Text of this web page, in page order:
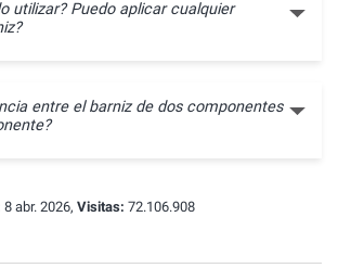
utilizar? Puedo aplicar cualquier
entre el barniz de dos componentes
8 abr. 2026, Visitas: 72.106.908